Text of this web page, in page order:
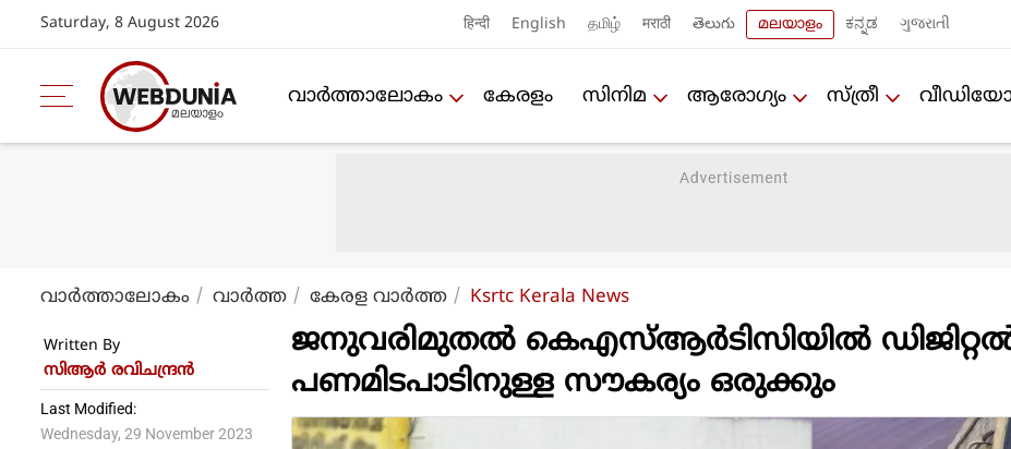
Saturday, 8 August 2026 हिन्दी English தமிழ் मराठी తెలుగు മലയാളം ಕನ್ನಡ ગુજરાતી
വാര്‍ത്താലോകം കേരളം സിനിമ ആരോഗ്യം സ്ത്രീ
വാര്‍ത്താലോകം വാര്‍ത്ത കേരള വാര്‍ത്ത Ksrtc Kerala News
Written By
സിആര്‍ രവിചന്ദ്രന്‍
Last Modified:
Wednesday, 29 November 2023
ജനുവരിമുതല്‍ കെഎസ്ആര്‍ടിസിയില്‍
പണമിടപാടിനുള്ള സൗകര്യം ഒരുക്കും